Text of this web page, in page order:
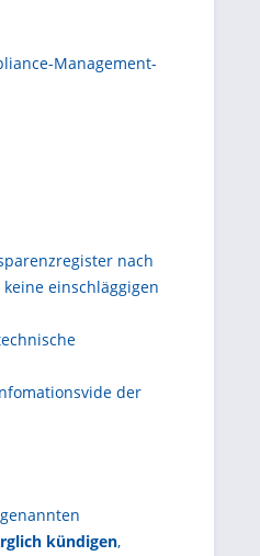
Management-
nach
einschläggigen
der
kündigen,